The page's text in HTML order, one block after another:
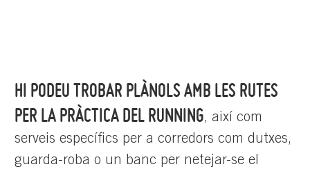
HI PODEU TROBAR PLÀNOLS AMB LES RUTES
PER LA PRÀCTICA DEL RUNNING, així com
serveis específics per a corredors com dutxes,
guarda-roba o un banc per netejar-se el